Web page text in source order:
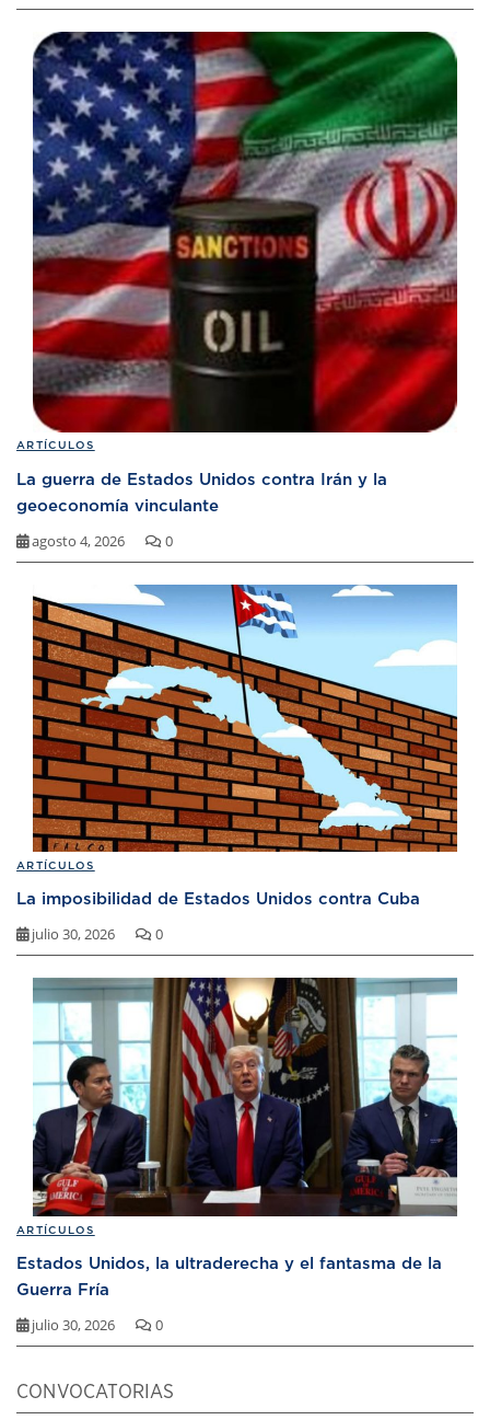
ARTÍCULOS
La guerra de Estados Unidos contra Irán y la
geoeconomía vinculante
agosto 4, 2026 0
ARTÍCULOS
La imposibilidad de Estados Unidos contra Cuba
julio 30, 2026 0
ARTÍCULOS
Estados Unidos, la ultraderecha y el fantasma de la
Guerra Fría
julio 30, 2026 0
CONVOCATORIAS